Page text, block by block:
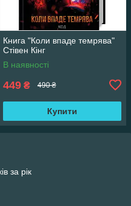
Книга "Коли впаде темрява"
Стівен Кінг
В наявності
449 ₴ 490 ₴
Купити
за рік